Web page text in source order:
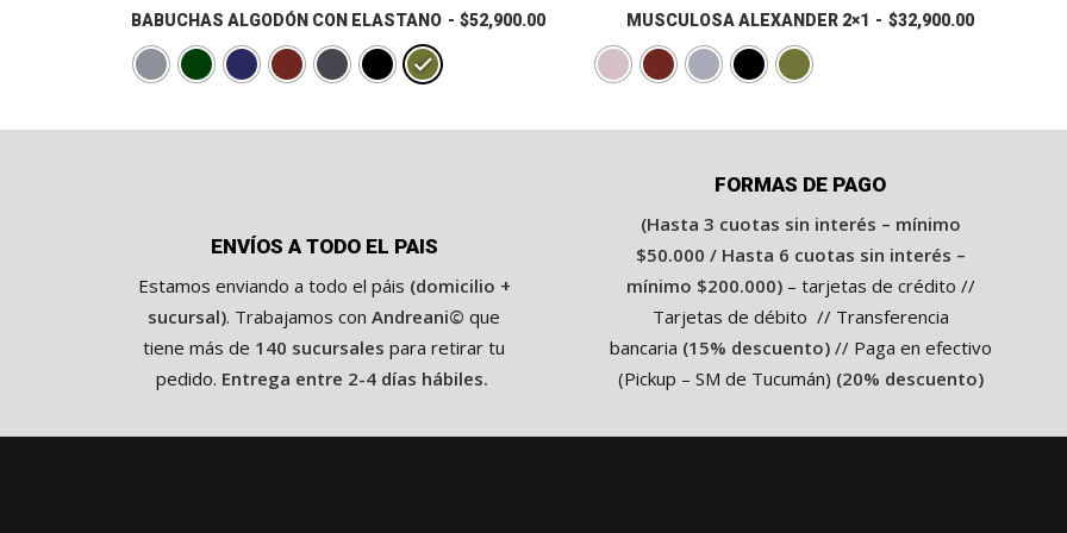
COMPRAR
tiene
múltiples
variantes.
de
producto
BABUCHAS ALGODÓN CON ELASTANO $52,900.00 COMPRAR
tiene
múltiples
variantes.
página
producto
MUSCULOSA ALEXANDER 2×1 $32,900.00
ENVÍOS A TODO EL PAIS
Estamos enviando a todo el páis (domicilio +
sucursal). Trabajamos con Andreani© que
tiene más de 140 sucursales para retirar tu
pedido. Entrega entre 2-4 días hábiles.
FORMAS DE PAGO
(Hasta 3 cuotas sin interés – mínimo
$50.000 / Hasta 6 cuotas sin interés –
mínimo $200.000)– tarjetas de crédito //
Tarjetas de débito // Transferencia
bancaria (15% descuento)// Paga en efectivo
(Pickup – SM de Tucumán) (20% descuento)